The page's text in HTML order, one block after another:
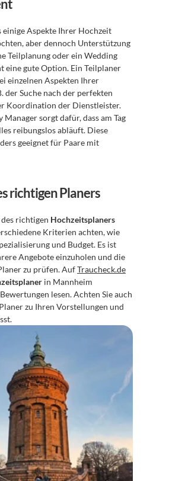
einige Aspekte Ihrer Hochzeit
aber dennoch Unterstützung
Teilplanung oder ein Wedding
eine gute Option. Ein Teilplaner
einzelnen Aspekten Ihrer
der Suche nach der perfekten
Koordination der Dienstleister.
Manager sorgt dafür, dass am Tag
reibungslos abläuft. Diese
geeignet für Paare mit
richtigen Planers
richtigen Hochzeitsplaners
Kriterien achten, wie
und Budget. Es ist
Angebote einzuholen und die
zu prüfen. Auf Traucheck.de
in Mannheim
lesen. Achten Sie auch
zu Ihren Vorstellungen und